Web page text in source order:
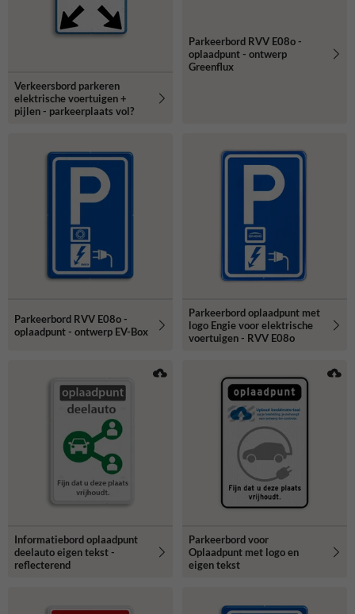
Verkeersbord parkeren
elektrische voertuigen +
pijlen - parkeerplaats vol?
Parkeerbord RVV E08o -
oplaadpunt - ontwerp
Greenflux
Parkeerbord RVV E08o -
oplaadpunt - ontwerp EV-Box
Parkeerbord oplaadpunt met
logo Engie voor elektrische
voertuigen - RVV E08o
Informatiebord oplaadpunt
deelauto eigen tekst -
reflecterend
Parkeerbord voor
Oplaadpunt met logo en
eigen tekst